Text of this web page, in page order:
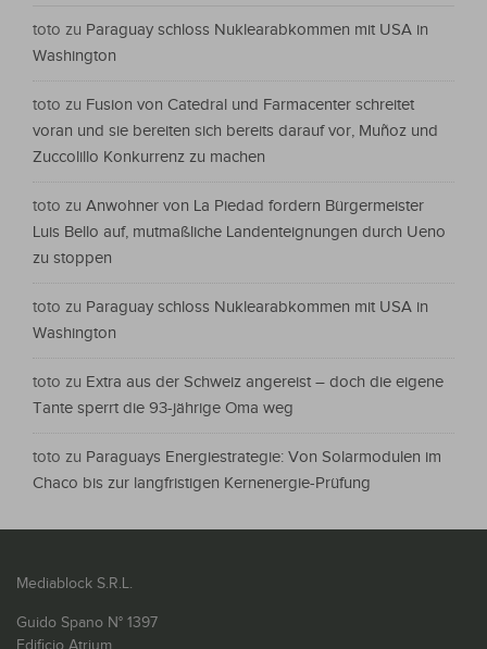
toto zu Paraguay schloss Nuklearabkommen mit USA in
Washington
toto zu Fusion von Catedral und Farmacenter schreitet
voran und sie bereiten sich bereits darauf vor, Muñoz und
Zuccolillo Konkurrenz zu machen
toto zu Anwohner von La Piedad fordern Bürgermeister
Luis Bello auf, mutmaßliche Landenteignungen durch Ueno
zu stoppen
toto zu Paraguay schloss Nuklearabkommen mit USA in
Washington
toto zu Extra aus der Schweiz angereist – doch die eigene
Tante sperrt die 93-jährige Oma weg
toto zu Paraguays Energiestrategie: Von Solarmodulen im
Chaco bis zur langfristigen Kernenergie-Prüfung
Mediablock S.R.L.
Guido Spano N° 1397